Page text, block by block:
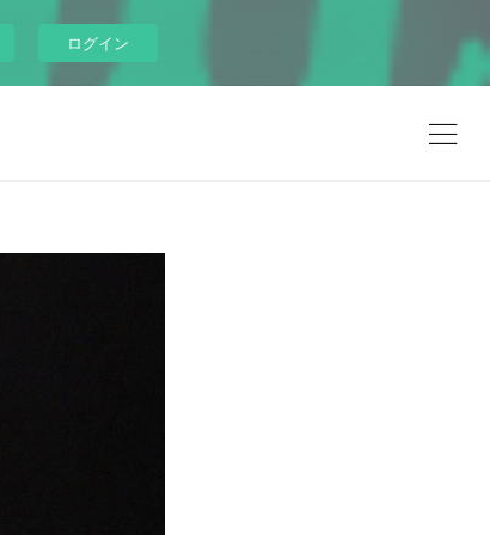
ログイン